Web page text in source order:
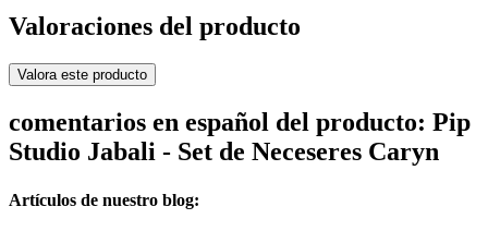
Valoraciones del producto
Valora este producto
comentarios en español del producto: Pip
Studio Jabali - Set de Neceseres Caryn
Artículos de nuestro blog: